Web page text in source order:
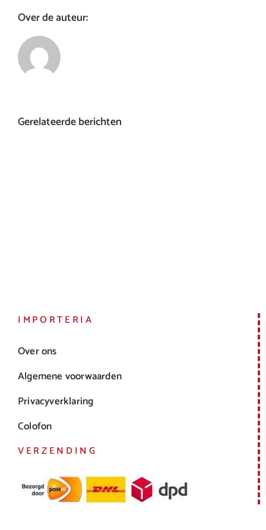
Over de auteur:
Gerelateerde berichten
IMPORTERIA
Over ons
Algemene voorwaarden
Privacyverklaring
Colofon
VERZENDING